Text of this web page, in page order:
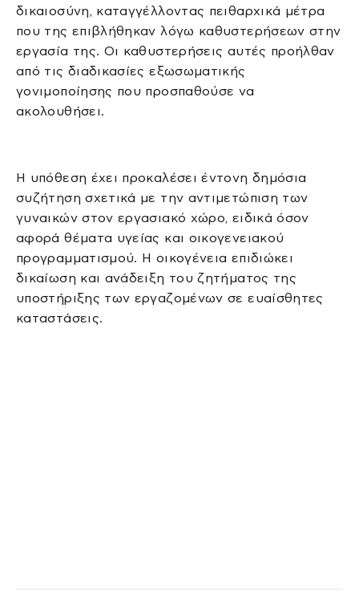
δικαιοσύνη, καταγγέλλοντας πειθαρχικά μέτρα
που της επιβλήθηκαν λόγω καθυστερήσεων στην
εργασία της. Οι καθυστερήσεις αυτές προήλθαν
από τις διαδικασίες εξωσωματικής
γονιμοποίησης που προσπαθούσε να
ακολουθήσει.
Η υπόθεση έχει προκαλέσει έντονη δημόσια
συζήτηση σχετικά με την αντιμετώπιση των
γυναικών στον εργασιακό χώρο, ειδικά όσον
αφορά θέματα υγείας και οικογενειακού
προγραμματισμού. Η οικογένεια επιδιώκει
δικαίωση και ανάδειξη του ζητήματος της
υποστήριξης των εργαζομένων σε ευαίσθητες
καταστάσεις.